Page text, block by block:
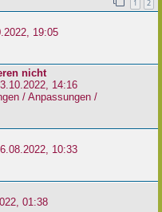
1 2
19:05
nicht
14:16
/ Anpassungen /
10:33
01:38